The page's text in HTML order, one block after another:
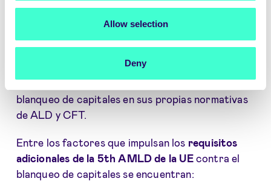
Allow selection
Deny
Esto es exactamente lo que la UE establece en la
5AMLD de la UE, adoptada en abril de 2018 por
los miembros de la UE comenzaron a integrar los
requisitos de la quinta directiva sobre el
blanqueo de capitales en sus propias normativas
de ALD y CFT.
Entre los factores que impulsan los requisitos
adicionales de la 5th AMLD de la UEcontra el
blanqueo de capitales se encuentran: